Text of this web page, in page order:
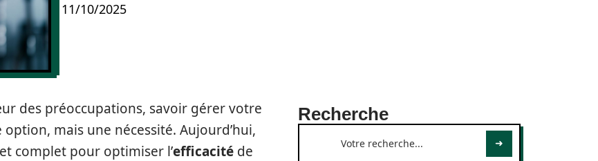
11/10/2025
des préoccupations, savoir gérer votre
option, mais une nécessité. Aujourd’hui,
complet pour optimiser l’efficacité de
Recherche